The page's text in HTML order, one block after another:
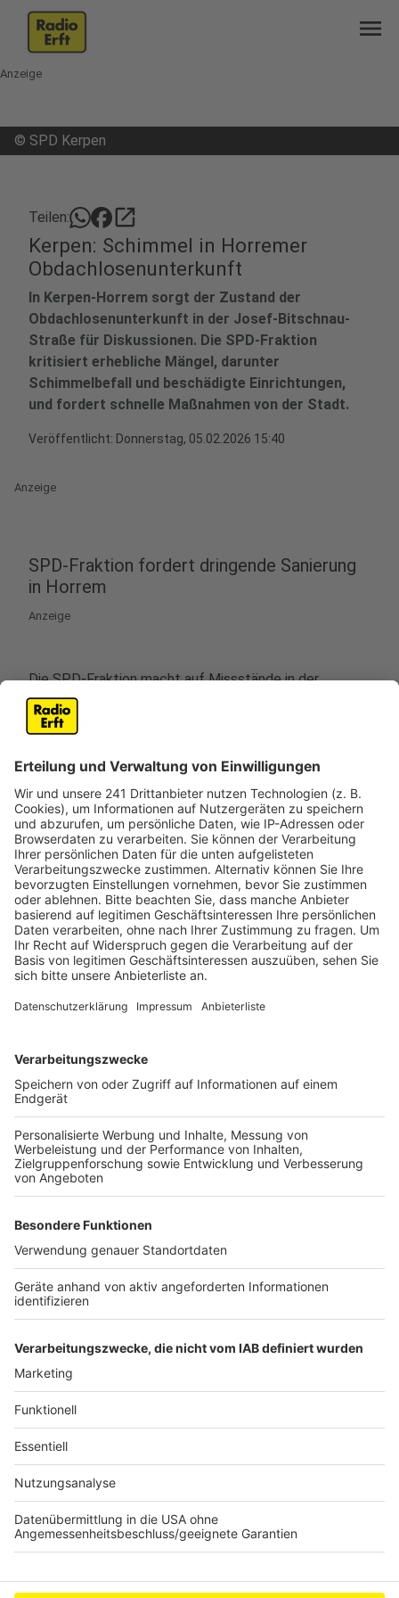
menu
Anzeige
© SPD Kerpen
Teilen: open_in_new
Kerpen: Schimmel in Horremer
Obdachlosenunterkunft
In Kerpen-Horrem sorgt der Zustand der
Obdachlosenunterkunft in der Josef-Bitschnau-
Straße für Diskussionen. Die SPD-Fraktion
kritisiert erhebliche Mängel, darunter
Schimmelbefall und beschädigte Einrichtungen,
und fordert schnelle Maßnahmen von der Stadt.
Veröffentlicht: Donnerstag, 05.02.2026 15:40
Anzeige
SPD-Fraktion fordert dringende Sanierung
in Horrem
Anzeige
Die SPD-Fraktion macht auf Missstände in der
Obdachlosenunterkunft an der Josef-Bitschnau-
Straße aufmerksam. Nach ihren Angaben gibt es dort
In den sanitären Anlagen der Unterkunft sei bereits
schwarzer Schimmel festgestellt worden. Die SPD-
Fraktion bezeichnet dies als baulich und
gesundheitlich höchst bedenklich. Zusätzlich seien
Fenster und Türen beschädigt, und auch der
Küchenbereich sei stark abgenutzt und teilweise
defekt.
Die SPD-Fraktion fordert Bürgermeister Thomas
Jurczyk auf, die Einrichtung zu überprüfen und die
Mängel schnellstmöglich zu beseitigen. Aus Sicht der
Fraktion ist die Stadt Kerpen verpflichtet, eine
Die Stadt Kerpen hat angekündigt, die Situation vor
Ort erneut zu prüfen und nach Lösungen zu suchen.
Weitere Themen von Rhein und Erft
Rekordergebnisse für Rübenbauern
"Danke Schiri" – zwei Schiedsrichter aus dem
Kreis geehrt
Ferienaktion für Geschwister kranker Kinder
Anzeige
Anzeige